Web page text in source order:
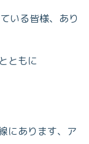
いる皆様、あり
ともに
にあります、ア